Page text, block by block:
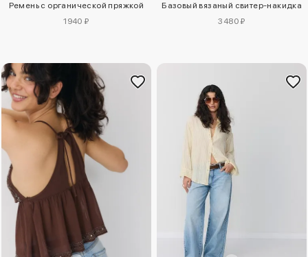
Ремень с органической пряжкой
1940 ₽
Базовый вязаный свитер-накидка
3480 ₽